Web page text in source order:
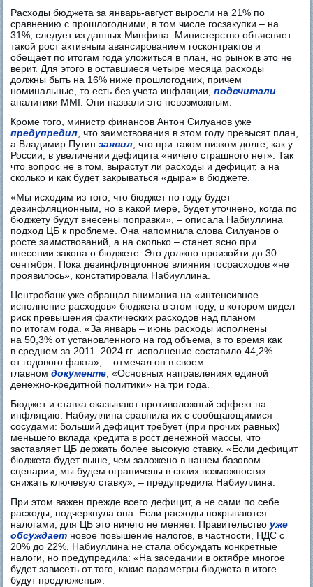
Расходы бюджета за январь-август выросли на 21% по
сравнению с прошлогодними, в том числе госзакупки – на
31%, следует из данных Минфина. Министерство объясняет
такой рост активным авансированием госконтрактов и
обещает по итогам года уложиться в план, но рынок в это не
верит. Для этого в оставшиеся четыре месяца расходы
должны быть на 16% ниже прошлогодних, причем
номинальные, то есть без учета инфляции,подсчитали
аналитики MMI. Они назвали это невозможным.
Кроме того, министр финансов Антон Силуанов уже
предупредил, что заимствования в этом году превысят план,
а Владимир Путинзаявил, что при таком низком долге, как у
России, в увеличении дефицита «ничего страшного нет». Так
что вопрос не в том, вырастут ли расходы и дефицит, а на
сколько и как будет закрываться «дыра» в бюджете.
«Мы исходим из того, что бюджет по году будет
дезинфляционным, но в какой мере, будет уточнено, когда по
бюджету будут внесены поправки», – описала Набиуллина
подход ЦБ к проблеме. Она напомнила слова Силуанов о
росте заимствований, а на сколько – станет ясно при
внесении закона о бюджете. Это должно произойти до 30
сентября. Пока дезинфляционное влияния госрасходов «не
проявилось», констатировала Набиуллина.
Центробанк уже обращал внимания на «интенсивное
исполнение расходов» бюджета в этом году, в котором видел
риск превышения фактических расходов над планом
по итогам года. «За январь – июнь расходы исполнены
на 50,3% от установленного на год объема, в то время как
в среднем за 2011–2024 гг. исполнение составило 44,2%
от годового факта», – отмечал он в своем
главномдокументе, «Основных направлениях единой
денежно-кредитной политики» на три года.
Бюджет и ставка оказывают противоложный эффект на
инфляцию. Набиуллина сравнила их с сообщающимися
сосудами: больший дефицит требует (при прочих равных)
меньшего вклада кредита в рост денежной массы, что
заставляет ЦБ держать более высокую ставку. «Если дефицит
бюджета будет выше, чем заложено в нашем базовом
сценарии, мы будем ограничены в своих возможностях
снижать ключевую ставку», – предупредила Набиуллина.
При этом важен прежде всего дефицит, а не сами по себе
расходы, подчеркнула она. Если расходы покрываются
налогами, для ЦБ это ничего не меняет. Правительство уже
обсуждает новое повышение налогов, в частности, НДС с
20% до 22%. Набиуллина не стала обсуждать конкретные
налоги, но предупредила: «На заседании в октябре многое
будет зависеть от того, какие параметры бюджета в итоге
будут предложены».